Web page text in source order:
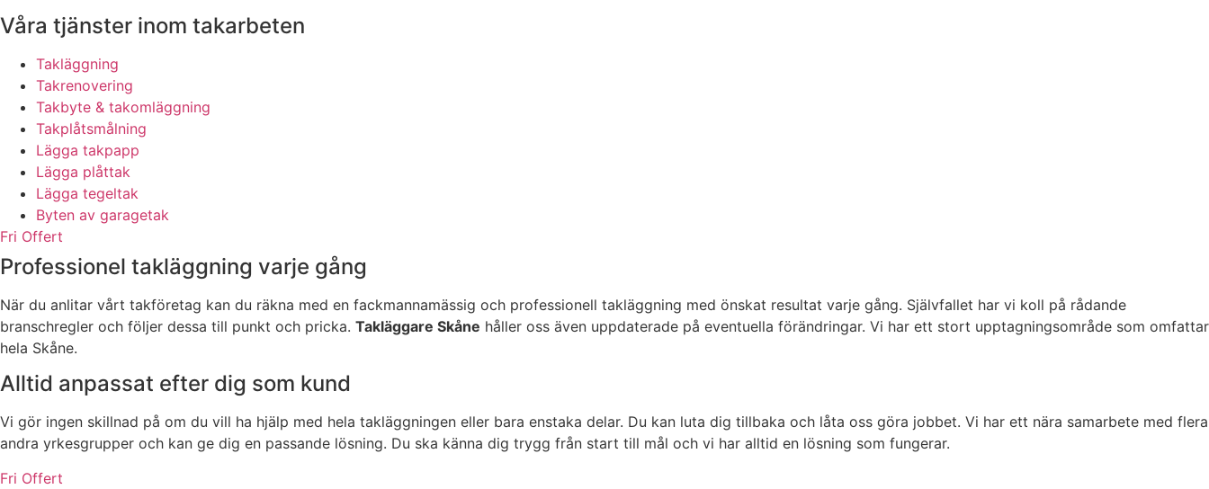
Våra tjänster inom takarbeten
Takläggning
Takrenovering
Takbyte & takomläggning
Takplåtsmålning
Lägga takpapp
Lägga plåttak
Lägga tegeltak
Byten av garagetak
Fri Offert
Professionel takläggning varje gång
När du anlitar vårt takföretag kan du räkna med en fackmannamässig och professionell takläggning med önskat resultat varje gång. Självfallet har vi koll på rådande
branschregler och följer dessa till punkt och pricka. Takläggare Skåne håller oss även uppdaterade på eventuella förändringar. Vi har ett stort upptagningsområde som omfattar
hela Skåne.
Alltid anpassat efter dig som kund
Vi gör ingen skillnad på om du vill ha hjälp med hela takläggningen eller bara enstaka delar. Du kan luta dig tillbaka och låta oss göra jobbet. Vi har ett nära samarbete med flera
andra yrkesgrupper och kan ge dig en passande lösning. Du ska känna dig trygg från start till mål och vi har alltid en lösning som fungerar.
Fri Offert